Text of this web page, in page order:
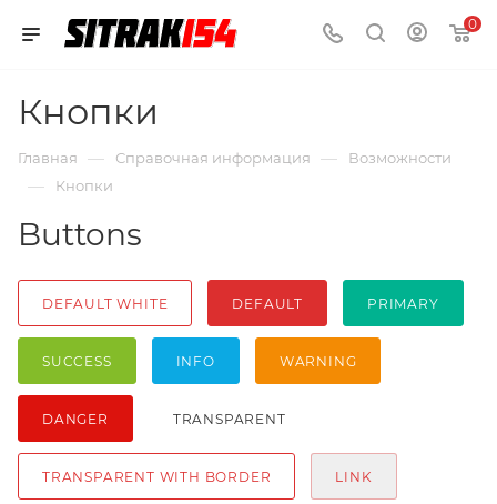
0
Кнопки
Главная — Справочная информация — Возможности
— Кнопки
Buttons
DEFAULT WHITE DEFAULT PRIMARY
SUCCESS INFO WARNING
DANGER TRANSPARENT
TRANSPARENT WITH BORDER LINK